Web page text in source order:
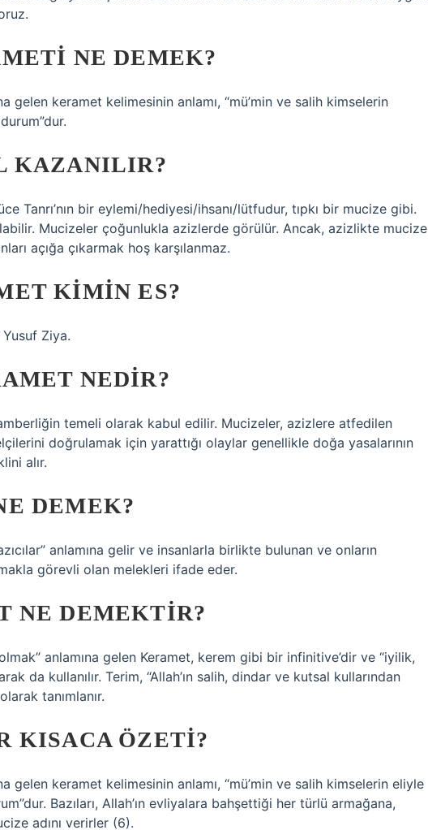
NE DEMEK?
gelen keramet kelimesinin anlamı, “mü’min ve salih kimselerin
KAZANILIR?
Tanrı’nın bir eylemi/hediyesi/ihsanı/lütfudur, tıpkı bir mucize gibi.
Mucizeler çoğunlukla azizlerde görülür. Ancak, azizlikte mucize
açığa çıkarmak hoş karşılanmaz.
KIMIN ES?
Ziya.
NEDIR?
temeli olarak kabul edilir. Mucizeler, azizlere atfedilen
doğrulamak için yarattığı olaylar genellikle doğa yasalarının
alır.
DEMEK?
anlamına gelir ve insanlarla birlikte bulunan ve onların
görevli olan melekleri ifade eder.
NE DEMEKTIR?
anlamına gelen Keramet, kerem gibi bir infinitive’dir ve “iyilik,
da kullanılır. Terim, “Allah’ın salih, dindar ve kutsal kullarından
tanımlanır.
KISACA ÖZETI?
gelen keramet kelimesinin anlamı, “mü’min ve salih kimselerin eliyle
Bazıları, Allah’ın evliyalara bahşettiği her türlü armağana,
adını verirler (6).